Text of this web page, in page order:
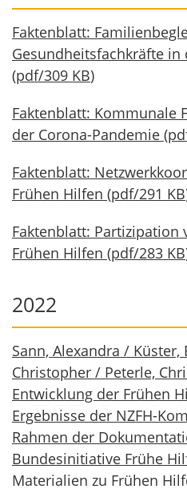
Faktenblatt:
Gesundheitsfachkräfte in
(pdf/309 KB)
Faktenblatt: Kommunale
der Corona-Pandemie (
Faktenblatt:
Frühen Hilfen (pdf/291 KB
Faktenblatt: Partizipation
Frühen Hilfen (pdf/283 KB
2022
Sann, Alexandra / Küster,
Christopher / Peterle,
Entwicklung der Frühen
Ergebnisse der NZFH-
Rahmen der
Bundesinitiative Frühe
Materialien zu Frühen